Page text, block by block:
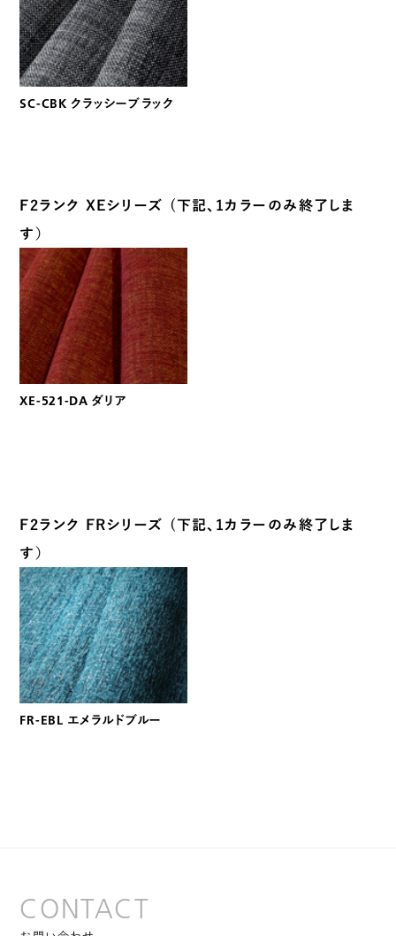
SC-CBK クラッシーブラック
F2ランク XEシリーズ (下記、1カラーのみ終了しま
す）
XE-521-DA ダリア
F2ランク FRシリーズ (下記、1カラーのみ終了しま
す）
FR-EBL エメラルドブルー
CONTACT